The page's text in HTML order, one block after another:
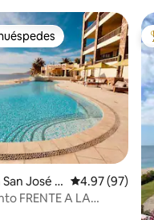
67 evaluaciones
entre huéspedes
José d Calificación
4.97 (97)
FRENTE A LA